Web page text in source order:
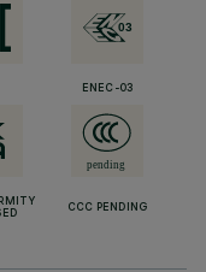
ENEC-03
CCC PENDING